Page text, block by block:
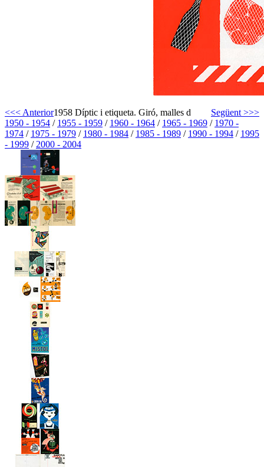
<<< Anterior
Següent >>>
1950 - 1954 / 1955 - 1959 / 1960 - 1964 / 1965 - 1969 / 1970 -
1974 / 1975 - 1979 / 1980 - 1984 / 1985 - 1989 / 1990 - 1994 / 1995
- 1999 / 2000 - 2004
1958 Díptic i etiqueta. Giró, malles d